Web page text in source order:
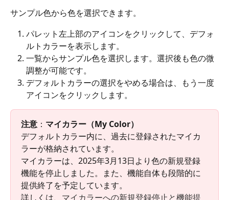
サンプル色から色を選択できます。
パレット左上部のアイコンをクリックして、デフォ
ルトカラーを表示します。
一覧からサンプル色を選択します。選択後も色の微
調整が可能です。
デフォルトカラーの選択をやめる場合は、もう一度
アイコンをクリックします。
注意 ： マイカラー（My Color）
デフォルトカラー内に、過去に登録されたマイカ
ラーが格納されています。
マイカラーは、2025年3月13日より色の新規登録
機能を停止しました。また、機能自体も段階的に
提供終了を予定しています。
詳しくは、 マイカラーへの新規登録停止と機能提